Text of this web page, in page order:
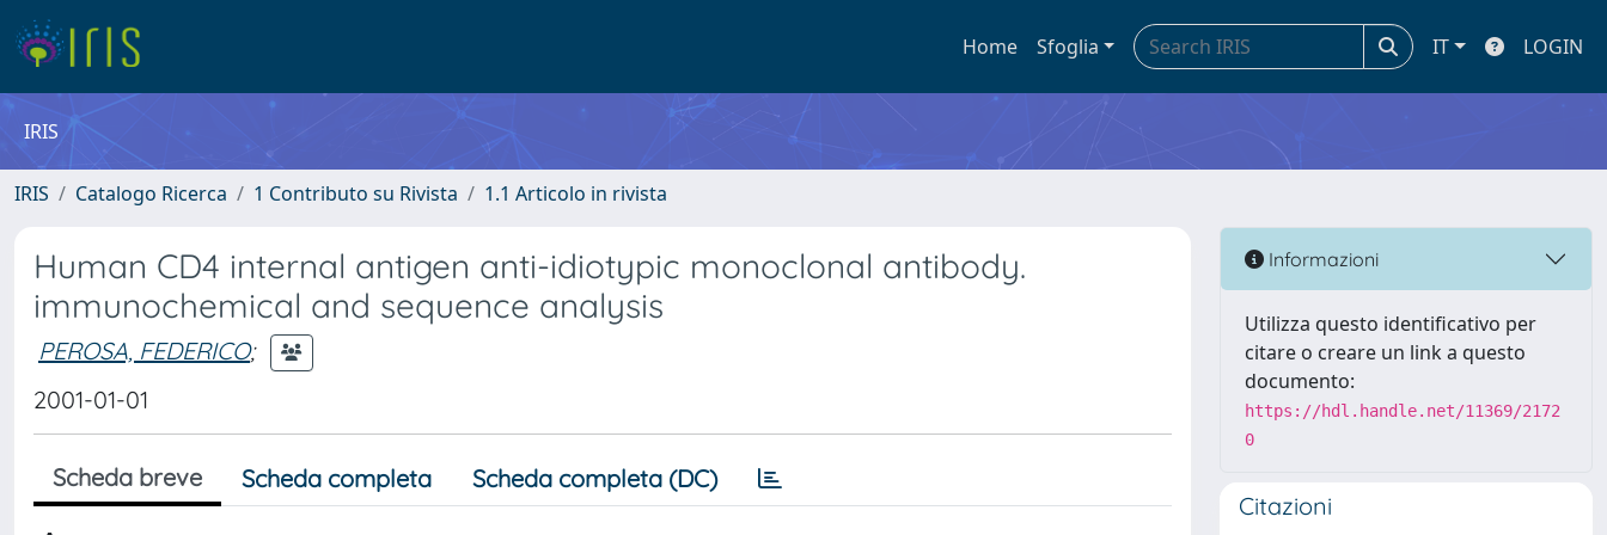
Home Sfoglia IT LOGIN
IRIS
IRIS Catalogo Ricerca 1 Contributo su Rivista 1.1 Articolo in rivista
Human CD4 internal antigen anti-idiotypic monoclonal antibody.
immunochemical and sequence analysis
PEROSA, FEDERICO;
2001-01-01
Scheda breve Scheda completa Scheda completa (DC)
Informazioni
Utilizza questo identificativo per
citare o creare un link a questo
documento:
https://hdl.handle.net/11369/2172
0
Citazioni